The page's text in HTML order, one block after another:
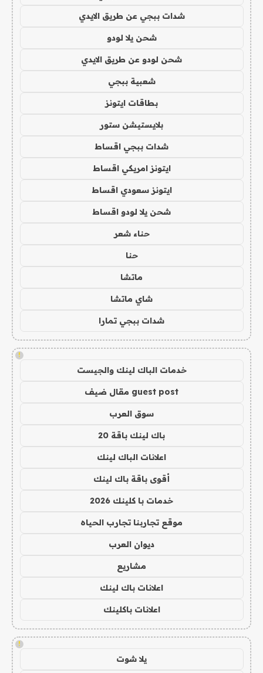
شدات ببجي عن طريق الايدي
شحن يلا لودو
شحن لودو عن طريق الايدي
شعبية ببجي
بطاقات ايتونز
بلايستيشن ستور
شدات ببجي اقساط
ايتونز امريكي اقساط
ايتونز سعودي اقساط
شحن يلا لودو اقساط
حناء شعر
حنا
ماتشا
شاي ماتشا
شدات ببجي تمارا
!
خدمات الباك لينك والجيست
guest post مقال ضيف
سوق العرب
باك لينك باقة 20
اعلانات الباك لينك
أقوى باقة باك لينك
خدمات با كلينك 2026
موقع تجاربنا تجارب الحياه
ديوان العرب
مشاريع
اعلانات باك لينك
اعلانات باكلينك
!
يلا شوت